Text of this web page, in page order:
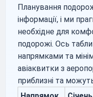
Планування
інформації, і ми
необхідне для
подорожі. Ось
напрямками та
авіаквитки з
приблизні та